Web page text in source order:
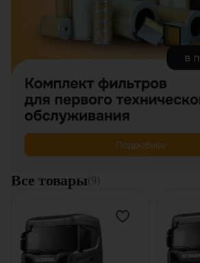
Все товары(9)